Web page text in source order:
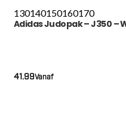
130140150160170
Adidas Judopak – J350 –
Vanaf
41.99